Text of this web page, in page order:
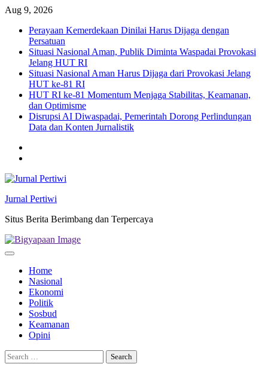
Skip
content
Aug 9, 2026
Perayaan Kemerdekaan Dinilai Harus Dijaga dengan
Persatuan
Situasi Nasional Aman, Publik Diminta Waspadai Provokasi
Jelang HUT RI
Situasi Nasional Aman Harus Dijaga dari Provokasi Jelang
HUT ke-81 RI
HUT RI ke-81 Momentum Menjaga Stabilitas, Keamanan,
dan Optimisme
Disrupsi AI Diwaspadai, Pemerintah Dorong Perlindungan
Data dan Konten Jurnalistik
Jurnal Pertiwi
Situs Berita Berimbang dan Terpercaya
Home
Nasional
Ekonomi
Politik
Sosbud
Keamanan
Opini
Search
for: